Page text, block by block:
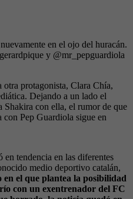
en el ojo del huracán.
y @mr_pepguardiola
protagonista, Clara Chía,
Dejando a un lado el
Shakira con ella, el rumor de que
Pep Guardiola sigue en
tendencia en las diferentes
medio deportivo catalán,
el que plantea la posibilidad
con un exentrenador del FC